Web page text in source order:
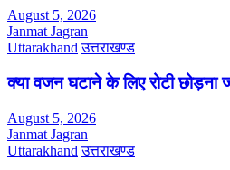
August 5, 2026
Janmat Jagran
Uttarakhand उत्तराखण्ड
क्या वजन घटाने के लिए रोटी
August 5, 2026
Janmat Jagran
Uttarakhand उत्तराखण्ड